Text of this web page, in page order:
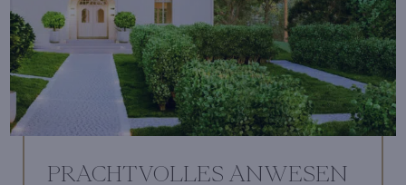
PRACHTVOLLES ANWESEN